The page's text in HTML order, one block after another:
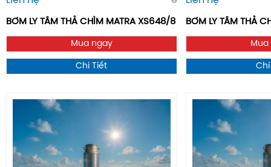
BƠM LY TÂM THẢ CHÌM MATRA XS648/8
Mua ngay
Chi Tiết
BƠM LY TÂM THẢ